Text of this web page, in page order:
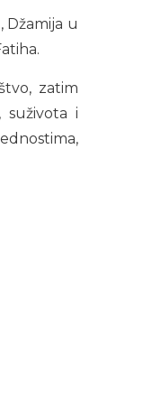
Džamija u
zatim
suživota i